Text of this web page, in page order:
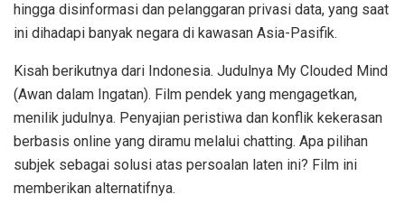
hingga disinformasi dan pelanggaran privasi data, yang saat
ini dihadapi banyak negara di kawasan Asia-Pasifik.
Kisah berikutnya dari Indonesia. Judulnya My Clouded Mind
(Awan dalam Ingatan). Film pendek yang mengagetkan,
menilik judulnya. Penyajian peristiwa dan konflik kekerasan
berbasis online yang diramu melalui chatting. Apa pilihan
subjek sebagai solusi atas persoalan laten ini? Film ini
memberikan alternatifnya.